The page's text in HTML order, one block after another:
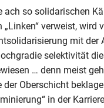
ach so solidarischen
„Linken“ verweist, wird
mit der
selektivität
… denn meist
der Oberschicht
in der